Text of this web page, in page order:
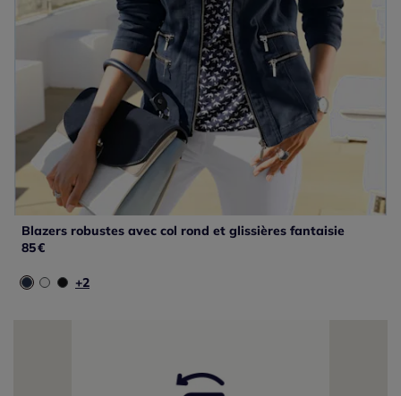
Blazers robustes avec col rond et glissières fantaisie
85€
+2